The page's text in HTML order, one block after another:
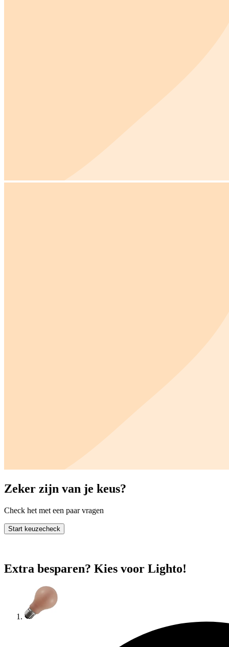
Zeker zijn van je keus?
Check het met een paar vragen
Start keuzecheck
Extra besparen? Kies voor Lighto!